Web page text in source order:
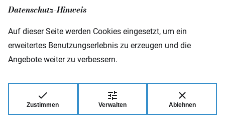
Datenschutz-Hinweis
Auf dieser Seite werden Cookies eingesetzt, um ein
erweitertes Benutzungserlebnis zu erzeugen und die
Angebote weiter zu verbessern.
Zustimmen Verwalten Ablehnen
Gewerbepark 46
© 2026 Warwick GmbH & Co Music Equipment
KG.